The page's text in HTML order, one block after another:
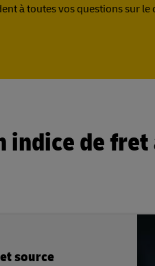
à toutes vos questions sur
indice de
source